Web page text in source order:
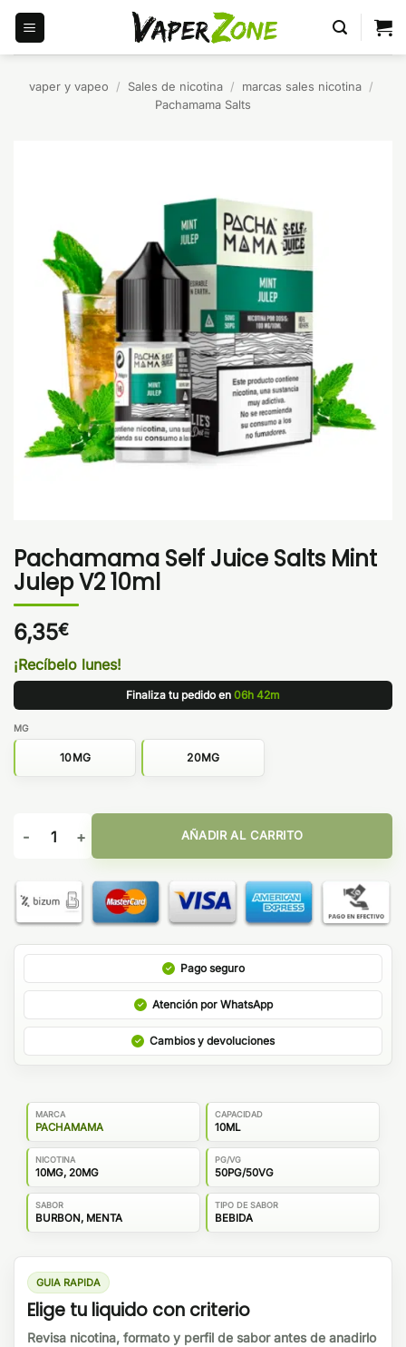
Saltar
contenido
vaper y vapeo / Sales de nicotina / marcas sales nicotina /
Pachamama Salts
Pachamama Self Juice Salts Mint
Julep V2 10ml
6,35€
¡Recíbelo lunes!
Finaliza tu pedido en 06h 42m
MG
10MG 20MG
Pachamama Self Juice Salts Mint Julep V2 10ml cantidad
AÑADIR AL CARRITO
Pago seguro
Atención por WhatsApp
Cambios y devoluciones
MARCA
PACHAMAMA
CAPACIDAD
10ML
NICOTINA
10MG, 20MG
PG/VG
50PG/50VG
SABOR
BURBON, MENTA
TIPO DE SABOR
BEBIDA
GUIA RAPIDA
Elige tu liquido con criterio
Revisa nicotina, formato y perfil de sabor antes de anadirlo